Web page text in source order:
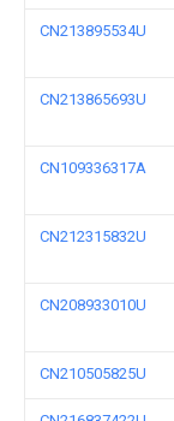
CN213895534U
CN213865693U
CN109336317A
CN212315832U
CN208933010U
CN210505825U